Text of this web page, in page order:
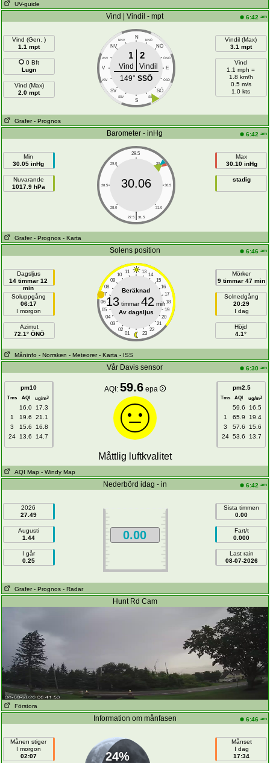
UV-guide
Vind | Vindil - mpt 6:42 am
Vind (Gen. )
1.1 mpt
0 Bft
Lugn
Vind (Max)
2.0 mpt
N
NNV NNÖ
NV NÖ
VNV ÖNÖ
V E
VSV ÖSÖ
SV SÖ
SSV SSÖ
S
1 2
Vind
Vindil
149° SSÖ
Vindil (Max)
3.1 mpt
Vind
1.1 mph =
1.8 km/h
0.5 m/s
1.0 kts
Grafer - Prognos
Barometer - inHg 6:42 am
Min
30.05 inHg
Nuvarande
1017.9 hPa
29.5
29.0 30.0
28.5 30.5
28.0 31.0
|
27.5 31.5
30.06
Max
30.10 inHg
stadig
Grafer - Prognos - Karta
Solens position 6:46 am
Dagsljus
14 timmar 12
min
Soluppgång
06:17
I morgon
Azimut
72.1° ÖNÖ
11 13
10
14
09
15
08
16
07
17
06
18
05
19
04
20
03
21
02
22
01 23
Beräknad
13 timmar42 min
Av dagsljus
Mörker
9 timmar 47 min
Solnedgång
20:29
I dag
Höjd
4.1°
Måninfo - Norrsken - Meteorer - Karta - ISS
Vår Davis sensor 6:30 am
pm10
Tms AQI ug/m3
16.0
17.3
1
19.6
21.1
3
15.6
16.8
24
13.6 14.7
AQI: 59.6 epa pm2.5
Tms AQI ug/m3
59.6
16.5
1
65.9
19.4
3
57.6
15.6
24 53.6 13.7
Måttlig luftkvalitet
AQI Map - Windy Map
Nederbörd idag - in 6:42 am
2026
27.49
Augusti
1.44
I går
0.25
0.00
Sista timmen
0.00
Fart/t
0.000
Last rain
08-07-2026
Grafer - Prognos - Radar
Hunt Rd Cam
Förstora
Information om månfasen 6:46 am
Månen stiger
I morgon
02:07
24%
Månset
I dag
17:34